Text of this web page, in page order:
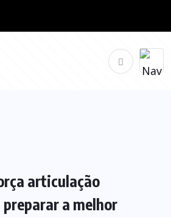
articulação
a melhor